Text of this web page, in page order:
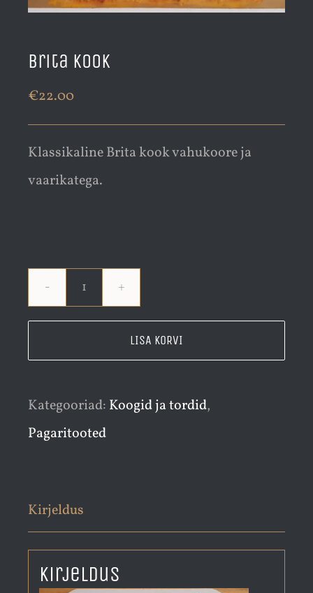
Brita kook
€22.00
Klassikaline Brita kook vahukoore ja
vaarikatega.
kogus
LISA KORVI
Kategooriad: Koogid ja tordid,
Pagaritooted
Kirjeldus
Kirjeldus